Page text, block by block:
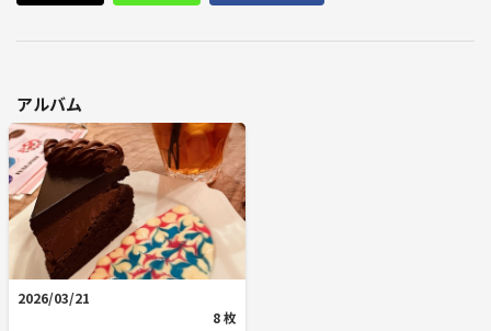
アルバム
2026/03/21
8 枚